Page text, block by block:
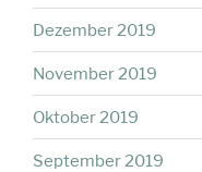
Dezember 2019
November 2019
Oktober 2019
September 2019